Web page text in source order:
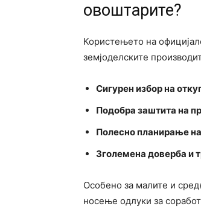
овоштарите?
Користењето на
земјоделските
Сигурен избор на
Подобра заштита на
Полесно планирање
Зголемена доверба и
Особено за малите и
носење одлуки за